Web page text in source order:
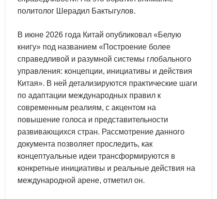
политолог Шерадил Бактыгулов.
В июне 2026 года Китай опубликовал «Белую
книгу» под названием «Построение более
справедливой и разумной системы глобального
управления: концепции, инициативы и действия
Китая». В ней детализируются практические шаги
по адаптации международных правил к
современным реалиям, с акцентом на
повышение голоса и представительности
развивающихся стран. Рассмотрение данного
документа позволяет проследить, как
концептуальные идеи трансформируются в
конкретные инициативы и реальные действия на
международной арене, отметил он.